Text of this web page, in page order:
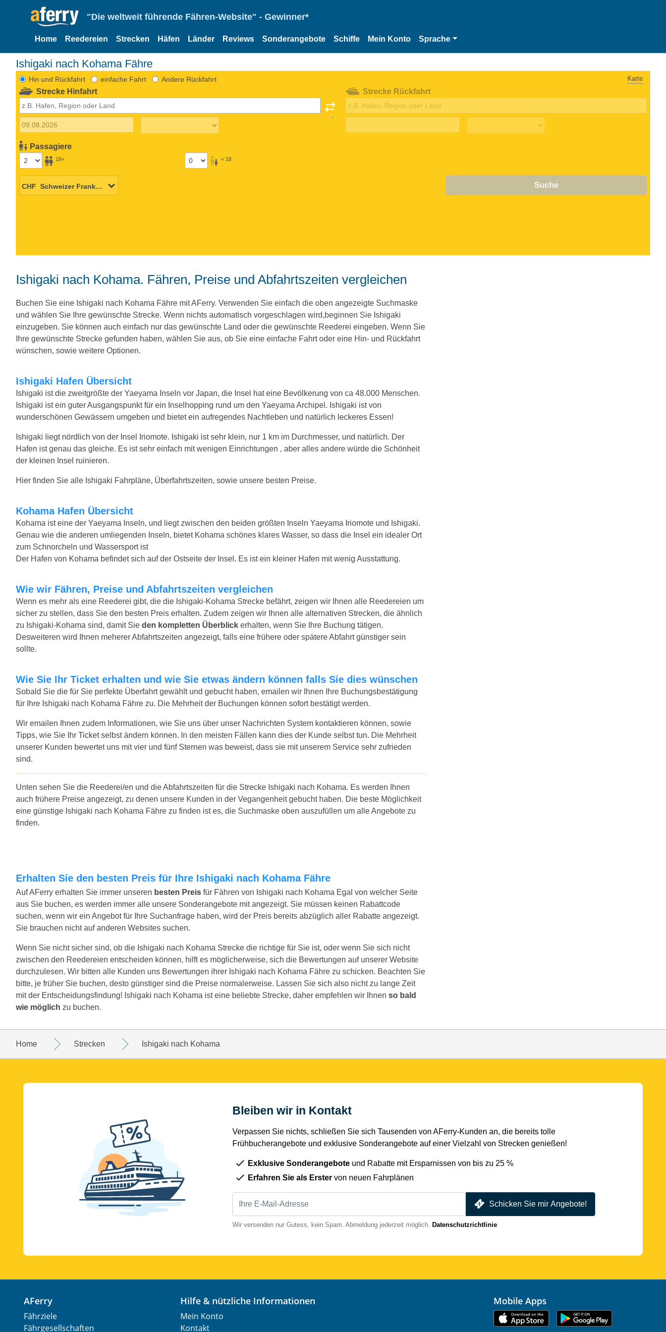
"Die weltweit führende Fähren-Website" - Gewinner*
Home Reedereien Strecken Häfen Länder Reviews Sonderangebote Schiffe Mein Konto Sprache
Ishigaki nach Kohama Fähre
Hin und Rückfahrt einfache Fahrt Andere Rückfahrt Karte
Strecke Hinfahrt
Passagiere
18+ < 18
Strecke Rückfahrt
Suche
Ishigaki nach Kohama. Fähren, Preise und Abfahrtszeiten vergleichen
Buchen Sie eine Ishigaki nach Kohama Fähre mit AFerry. Verwenden Sie einfach die oben angezeigte Suchmaske
und wählen Sie Ihre gewünschte Strecke. Wenn nichts automatisch vorgeschlagen wird,beginnen Sie Ishigaki
einzugeben. Sie können auch einfach nur das gewünschte Land oder die gewünschte Reederei eingeben. Wenn Sie
Ihre gewünschte Strecke gefunden haben, wählen Sie aus, ob Sie eine einfache Fahrt oder eine Hin- und Rückfahrt
wünschen, sowie weitere Optionen.
Ishigaki Hafen Übersicht
Ishigaki ist die zweitgrößte der Yaeyama Inseln vor Japan, die Insel hat eine Bevölkerung von ca 48.000 Menschen.
Ishigaki ist ein guter Ausgangspunkt für ein Inselhopping rund um den Yaeyama Archipel. Ishigaki ist von
wunderschönen Gewässern umgeben und bietet ein aufregendes Nachtleben und natürlich leckeres Essen!
Ishigaki liegt nördlich von der Insel Iriomote. Ishigaki ist sehr klein, nur 1 km im Durchmesser, und natürlich. Der
Hafen ist genau das gleiche. Es ist sehr einfach mit wenigen Einrichtungen , aber alles andere würde die Schönheit
der kleinen Insel ruinieren.
Hier finden Sie alle Ishigaki Fahrpläne, Überfahrtszeiten, sowie unsere besten Preise.
Kohama Hafen Übersicht
Kohama ist eine der Yaeyama Inseln, und liegt zwischen den beiden größten Inseln Yaeyama Iriomote und Ishigaki.
Genau wie die anderen umliegenden Inseln, bietet Kohama schönes klares Wasser, so dass die Insel ein idealer Ort
zum Schnorcheln und Wassersport ist
Der Hafen von Kohama befindet sich auf der Ostseite der Insel. Es ist ein kleiner Hafen mit wenig Ausstattung.
Wie wir Fähren, Preise und Abfahrtszeiten vergleichen
Wenn es mehr als eine Reederei gibt, die die Ishigaki-Kohama Strecke befährt, zeigen wir Ihnen alle Reedereien um
sicher zu stellen, dass Sie den besten Preis erhalten. Zudem zeigen wir Ihnen alle alternativen Strecken, die ähnlich
zu Ishigaki-Kohama sind, damit Sie den kompletten Überblick erhalten, wenn Sie Ihre Buchung tätigen.
Desweiteren wird Ihnen meherer Abfahrtszeiten angezeigt, falls eine frühere oder spätere Abfahrt günstiger sein
sollte.
Wie Sie Ihr Ticket erhalten und wie Sie etwas ändern können falls Sie dies wünschen
Sobald Sie die für Sie perfekte Überfahrt gewählt und gebucht haben, emailen wir Ihnen Ihre Buchungsbestätigung
für Ihre Ishigaki nach Kohama Fähre zu. Die Mehrheit der Buchungen können sofort bestätigt werden.
Wir emailen Ihnen zudem Informationen, wie Sie uns über unser Nachrichten System kontaktieren können, sowie
Tipps, wie Sie Ihr Ticket selbst ändern können. In den meisten Fällen kann dies der Kunde selbst tun. Die Mehrheit
unserer Kunden bewertet uns mit vier und fünf Sternen was beweist, dass sie mit unserem Service sehr zufrieden
sind.
Unten sehen Sie die Reederei/en und die Abfahrtszeiten für die Strecke Ishigaki nach Kohama. Es werden Ihnen
auch frühere Preise angezeigt, zu denen unsere Kunden in der Vegangenheit gebucht haben. Die beste Möglichkeit
eine günstige Ishigaki nach Kohama Fähre zu finden ist es, die Suchmaske oben auszufüllen um alle Angebote zu
finden.
Erhalten Sie den besten Preis für Ihre Ishigaki nach Kohama Fähre
Auf AFerry erhalten Sie immer unseren besten Preis für Fähren von Ishigaki nach Kohama Egal von welcher Seite
aus Sie buchen, es werden immer alle unsere Sonderangebote mit angezeigt. Sie müssen keinen Rabattcode
suchen, wenn wir ein Angebot für Ihre Suchanfrage haben, wird der Preis bereits abzüglich aller Rabatte angezeigt.
Sie brauchen nicht auf anderen Websites suchen.
Wenn Sie nicht sicher sind, ob die Ishigaki nach Kohama Strecke die richtige für Sie ist, oder wenn Sie sich nicht
zwischen den Reedereien entscheiden können, hilft es möglicherweise, sich die Bewertungen auf unserer Website
durchzulesen. Wir bitten alle Kunden uns Bewertungen ihrer Ishigaki nach Kohama Fähre zu schicken. Beachten Sie
bitte, je früher Sie buchen, desto günstiger sind die Preise normalerweise. Lassen Sie sich also nicht zu lange Zeit
mit der Entscheidungsfindung! Ishigaki nach Kohama ist eine beliebte Strecke, daher empfehlen wir Ihnen so bald
wie möglich zu buchen.
Home Strecken Ishigaki nach Kohama
Bleiben wir in Kontakt
Verpassen Sie nichts, schließen Sie sich Tausenden von AFerry-Kunden an, die bereits tolle
Frühbucherangebote und exklusive Sonderangebote auf einer Vielzahl von Strecken genießen!
Exklusive Sonderangebote und Rabatte mit Ersparnissen von bis zu 25 %
Erfahren Sie als Erster von neuen Fahrplänen
Schicken Sie mir Angebote!
Wir versenden nur Gutess, kein Spam. Abmeldung jederzeit möglich. Datenschutzrichtlinie
AFerry
Fährziele
Fährgesellschaften
Hilfe & nützliche Informationen
Mein Konto
Kontakt
Mobile Apps